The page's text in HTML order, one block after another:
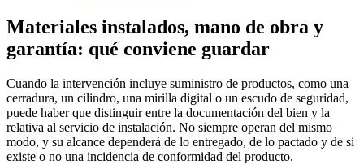
Materiales instalados, mano de obra y
garantía: qué conviene guardar
Cuando la intervención incluye suministro de productos, como una
cerradura, un cilindro, una mirilla digital o un escudo de seguridad,
puede haber que distinguir entre la documentación del bien y la
relativa al servicio de instalación. No siempre operan del mismo
modo, y su alcance dependerá de lo entregado, de lo pactado y de si
existe o no una incidencia de conformidad del producto.